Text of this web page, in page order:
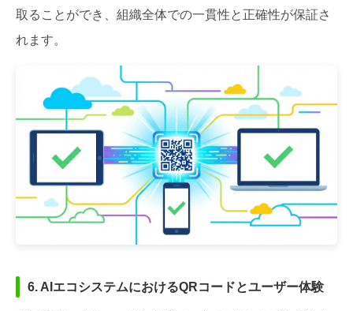
取ることができ、組織全体での一貫性と正確性が保証さ
れます。
6. AIエコシステムにおけるQRコードとユーザー体験